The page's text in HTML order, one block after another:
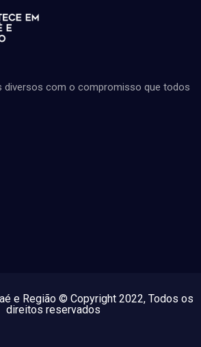
diversos com o compromisso que todos
e Região © Copyright 2022, Todos os
direitos reservados